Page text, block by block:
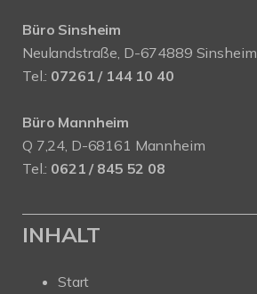
Büro Sinsheim
Neulandstraße, D-674889 Sinsheim
Tel.: 07261 / 144 10 40
Büro Mannheim
Q 7,24, D-68161 Mannheim
Tel.: 0621 / 845 52 08
INHALT
Start